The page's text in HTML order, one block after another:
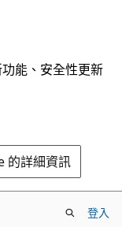
能、安全性更新
詳細資訊
登入